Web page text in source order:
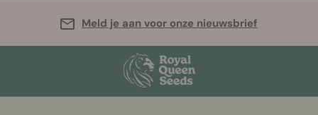
Meld je aan voor onze nieuwsbrief